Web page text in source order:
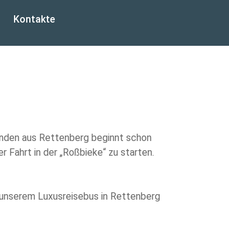
Kontakte
aus Rettenberg beginnt schon
Fahrt in der „Roßbieke“ zu starten.
Luxusreisebus in Rettenberg